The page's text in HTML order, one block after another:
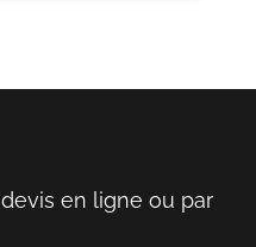
en ligne ou par